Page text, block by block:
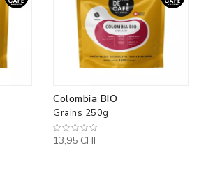
Colombia BIO
Grains 250g
13,95 CHF